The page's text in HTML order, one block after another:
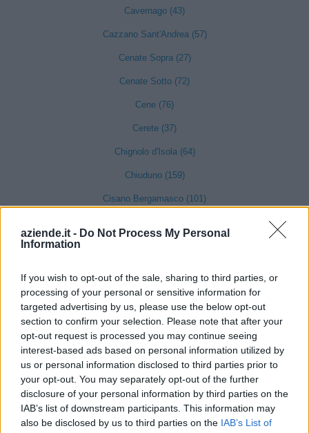
aziende.it - Do Not Process My Personal
Information
If you wish to opt-out of the sale, sharing to third parties, or
processing of your personal or sensitive information for
targeted advertising by us, please use the below opt-out
section to confirm your selection. Please note that after your
opt-out request is processed you may continue seeing
interest-based ads based on personal information utilized by
us or personal information disclosed to third parties prior to
your opt-out. You may separately opt-out of the further
disclosure of your personal information by third parties on the
IAB’s list of downstream participants. This information may
also be disclosed by us to third parties on the IAB’s List of
Cavernago (43)
Cazzano Sant'Andrea (57)
Cenate Sopra (27)
Cenate Sotto (72)
Cene (76)
Cerete (37)
Chignolo d'Isola (64)
Chiuduno (159)
Cisano Bergamasco (101)
Clusone (280)
Colere (29)
Cologno al Serio (239)
Colzate (34)
Comun Nuovo (89)
Corna Imagna (6)